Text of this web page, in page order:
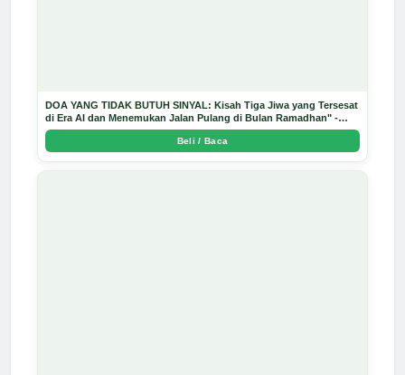
DOA YANG TIDAK BUTUH SINYAL: Kisah Tiga Jiwa yang Tersesat
di Era AI dan Menemukan Jalan Pulang di Bulan Ramadhan" -
Arda Dinata
Beli / Baca